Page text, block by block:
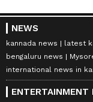
NEWS
kannada news latest
bengaluru news
international news in
ENTERTAINMENT